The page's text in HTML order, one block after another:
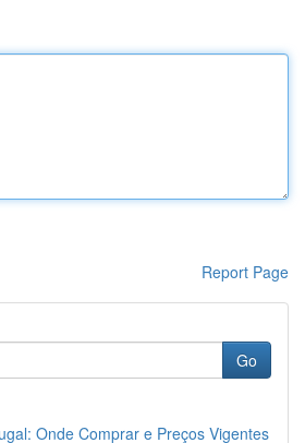
Report Page
Go
Onde Comprar e Preços Vigentes